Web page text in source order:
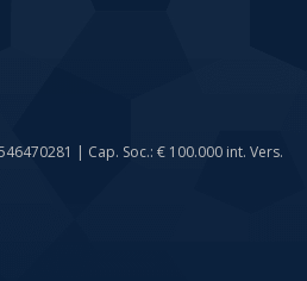
| Cap. Soc.: € 100.000 int. Vers.